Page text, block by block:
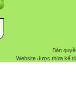
Bản
Website được thừa kế